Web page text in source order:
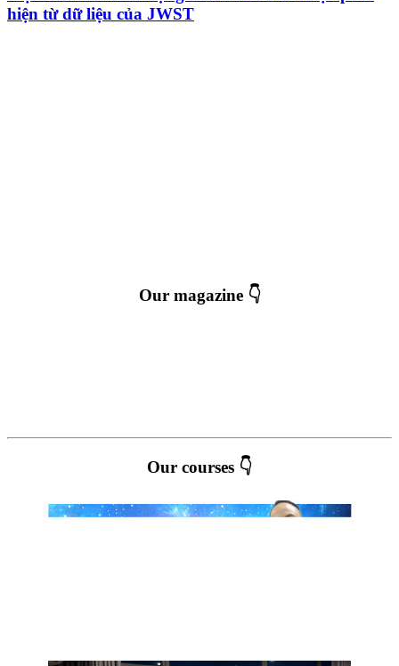
hiện từ dữ liệu của JWST
Our magazine 👇
Our courses 👇